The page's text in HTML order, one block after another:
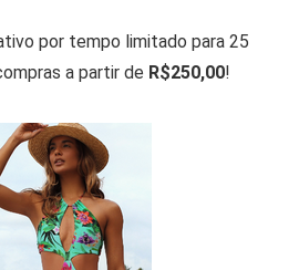
por tempo limitado para 25
a partir de R$250,00!